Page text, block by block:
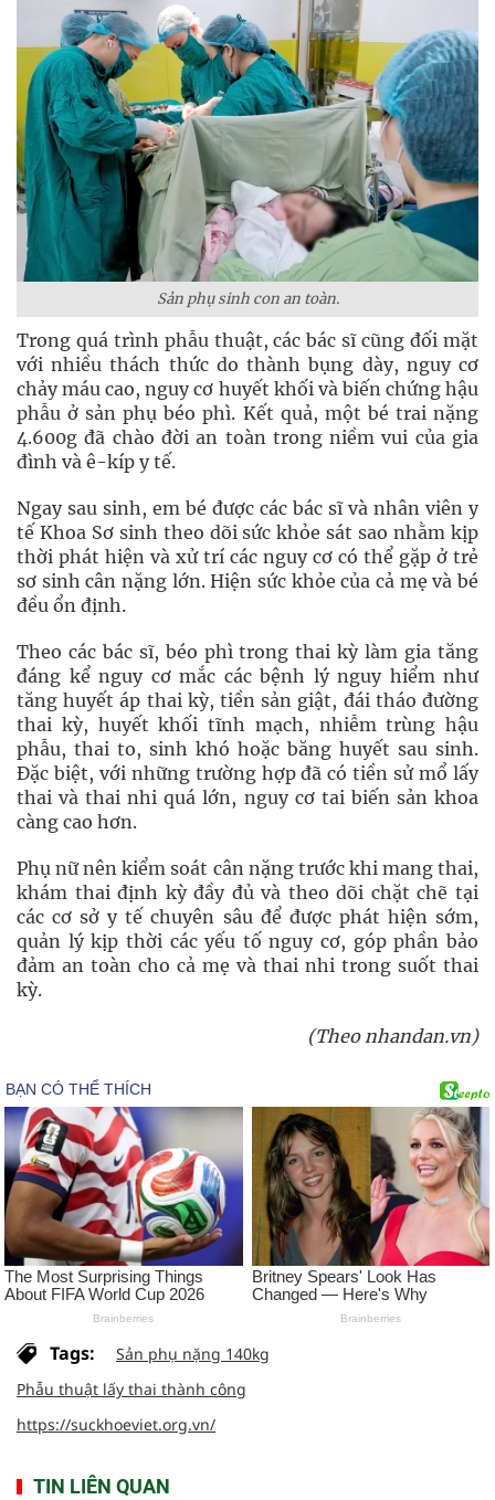
Sản phụ sinh con an toàn.
Trong quá trình phẫu thuật, các bác sĩ cũng đối mặt
với nhiều thách thức do thành bụng dày, nguy cơ
chảy máu cao, nguy cơ huyết khối và biến chứng hậu
phẫu ở sản phụ béo phì. Kết quả, một bé trai nặng
4.600g đã chào đời an toàn trong niềm vui của gia
đình và ê-kíp y tế.
Ngay sau sinh, em bé được các bác sĩ và nhân viên y
tế Khoa Sơ sinh theo dõi sức khỏe sát sao nhằm kịp
thời phát hiện và xử trí các nguy cơ có thể gặp ở trẻ
sơ sinh cân nặng lớn. Hiện sức khỏe của cả mẹ và bé
đều ổn định.
Theo các bác sĩ, béo phì trong thai kỳ làm gia tăng
đáng kể nguy cơ mắc các bệnh lý nguy hiểm như
tăng huyết áp thai kỳ, tiền sản giật, đái tháo đường
thai kỳ, huyết khối tĩnh mạch, nhiễm trùng hậu
phẫu, thai to, sinh khó hoặc băng huyết sau sinh.
Đặc biệt, với những trường hợp đã có tiền sử mổ lấy
thai và thai nhi quá lớn, nguy cơ tai biến sản khoa
càng cao hơn.
Phụ nữ nên kiểm soát cân nặng trước khi mang thai,
khám thai định kỳ đầy đủ và theo dõi chặt chẽ tại
các cơ sở y tế chuyên sâu để được phát hiện sớm,
quản lý kịp thời các yếu tố nguy cơ, góp phần bảo
đảm an toàn cho cả mẹ và thai nhi trong suốt thai
kỳ.​
(Theo nhandan.vn)
Tags:
Sản phụ nặng 140kg
Phẫu thuật lấy thai thành công
https://suckhoeviet.org.vn/
TIN LIÊN QUAN